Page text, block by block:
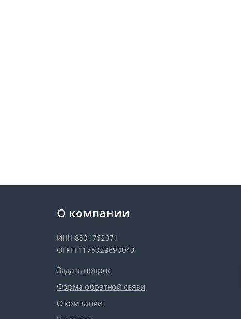
О компании
ИНН 8501762371
ОГРН 1175029690043
Задать вопрос
Форма обратной связи
О компании